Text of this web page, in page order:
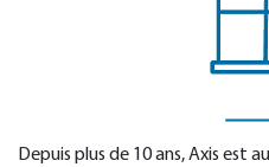
Depuis plus de 10 ans, Axis est